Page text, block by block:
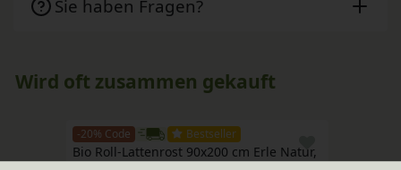
Sie haben Fragen?
Wird oft zusammen gekauft
-20% Code Bestseller
Bio Roll-Lattenrost 90x200 cm Erle Natur,